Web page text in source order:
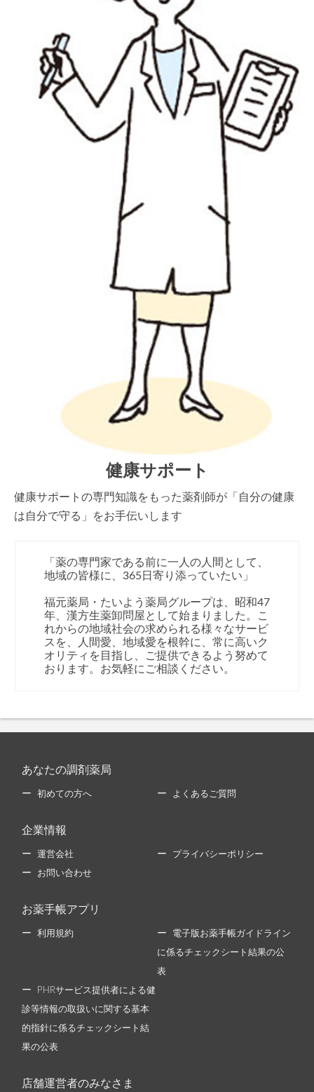
健康サポート
健康サポートの専門知識をもった薬剤師が「自分の健康
は自分で守る」をお手伝いします
「薬の専門家である前に一人の人間として、
地域の皆様に、365日寄り添っていたい」
福元薬局・たいよう薬局グループは、昭和47
年、漢方生薬卸問屋として始まりました。こ
れからの地域社会の求められる様々なサービ
スを、人間愛、地域愛を根幹に、常に高いク
オリティを目指し、ご提供できるよう努めて
おります。お気軽にご相談ください。
あなたの調剤薬局
初めての方へ よくあるご質問
企業情報
運営会社 プライバシーポリシー
お問い合わせ
お薬手帳アプリ
利用規約 電子版お薬手帳ガイドライン
に係るチェックシート結果の公
表
PHRサービス提供者による健
診等情報の取扱いに関する基本
的指針に係るチェックシート結
果の公表
店舗運営者のみなさま